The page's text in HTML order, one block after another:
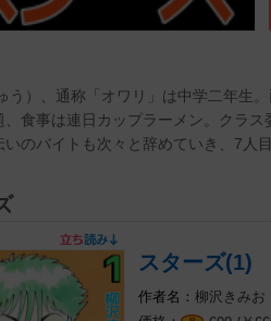
う）、通称「オワリ」は中学二年生
、食事は連日カップラーメン。クラ
いのバイトも次々と辞めていき、7人
スターズ(1)
柳沢きみお